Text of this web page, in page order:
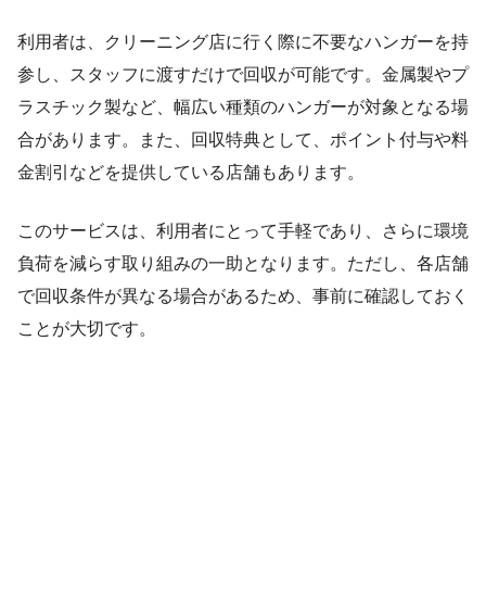
利用者は、クリーニング店に行く際に不要なハンガーを持
参し、スタッフに渡すだけで回収が可能です。金属製やプ
ラスチック製など、幅広い種類のハンガーが対象となる場
合があります。また、回収特典として、ポイント付与や料
金割引などを提供している店舗もあります。
このサービスは、利用者にとって手軽であり、さらに環境
負荷を減らす取り組みの一助となります。ただし、各店舗
で回収条件が異なる場合があるため、事前に確認しておく
ことが大切です。